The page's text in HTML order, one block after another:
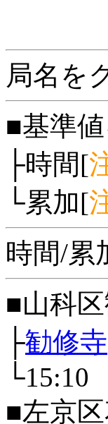
局名を
■基準
├時間[
└累加[
時間/累
■山科
├勧修寺
■左京